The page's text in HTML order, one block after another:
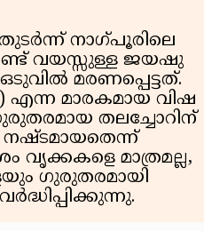
നാഗ്പൂരിലെ
വയസ്സുള്ള ജയഷു
മരണപ്പെട്ടത്.
എന്ന മാരകമായ വിഷ
തലച്ചോറിന്
വൃക്കകളെ മാത്രമല്ല,
ഗുരുതരമായി